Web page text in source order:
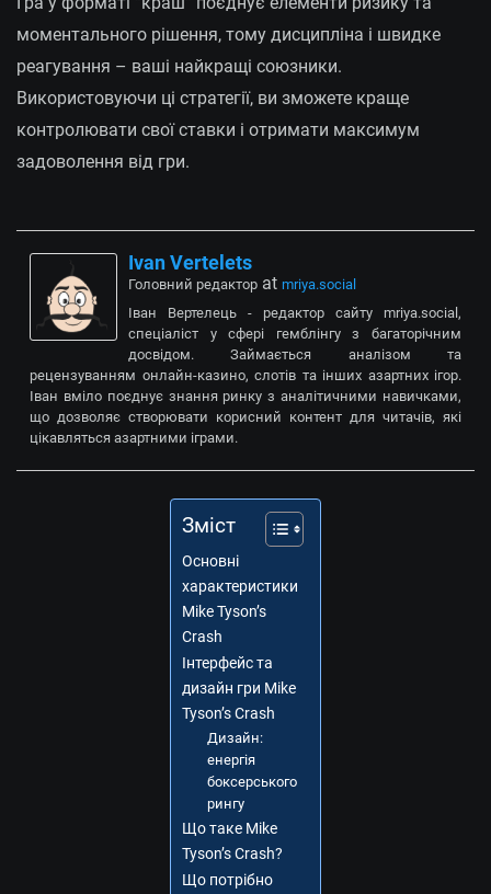
моментального рішення, тому дисципліна і швидке
реагування – ваші найкращі союзники.
Використовуючи ці стратегії, ви зможете краще
контролювати свої ставки і отримати максимум
задоволення від гри.
Ivan Vertelets
Головний редактор at mriya.social
Іван Вертелець - редактор сайту mriya.social,
спеціаліст у сфері гемблінгу з багаторічним
досвідом. Займається аналізом та
рецензуванням онлайн-казино, слотів та інших азартних ігор.
Іван вміло поєднує знання ринку з аналітичними навичками,
що дозволяє створювати корисний контент для читачів, які
цікавляться азартними іграми.
Зміст
Основні
характеристики
Mike Tyson’s
Crash
Інтерфейс та
дизайн гри Mike
Tyson’s Crash
Дизайн:
енергія
боксерського
рингу
Що таке Mike
Tyson’s Crash?
Що потрібно